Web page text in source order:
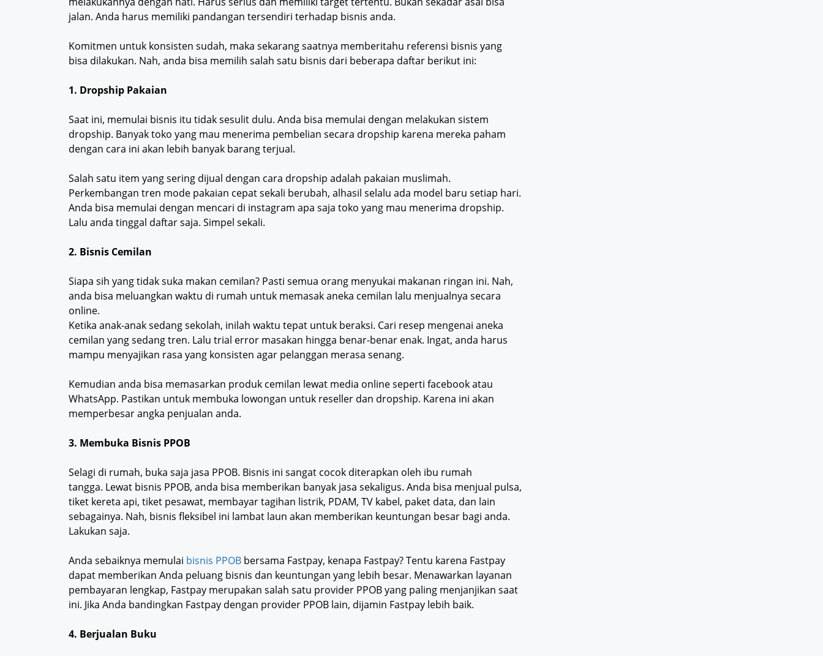
jalan. Anda harus memiliki pandangan tersendiri terhadap bisnis anda.
Komitmen untuk konsisten sudah, maka sekarang saatnya memberitahu referensi bisnis yang
bisa dilakukan. Nah, anda bisa memilih salah satu bisnis dari beberapa daftar berikut ini:
1. Dropship Pakaian
Saat ini, memulai bisnis itu tidak sesulit dulu. Anda bisa memulai dengan melakukan sistem
dropship. Banyak toko yang mau menerima pembelian secara dropship karena mereka paham
dengan cara ini akan lebih banyak barang terjual.
Salah satu item yang sering dijual dengan cara dropship adalah pakaian muslimah.
Perkembangan tren mode pakaian cepat sekali berubah, alhasil selalu ada model baru setiap hari.
Anda bisa memulai dengan mencari di instagram apa saja toko yang mau menerima dropship.
Lalu anda tinggal daftar saja. Simpel sekali.
2. Bisnis Cemilan
Siapa sih yang tidak suka makan cemilan? Pasti semua orang menyukai makanan ringan ini. Nah,
anda bisa meluangkan waktu di rumah untuk memasak aneka cemilan lalu menjualnya secara
online.
Ketika anak-anak sedang sekolah, inilah waktu tepat untuk beraksi. Cari resep mengenai aneka
cemilan yang sedang tren. Lalu trial error masakan hingga benar-benar enak. Ingat, anda harus
mampu menyajikan rasa yang konsisten agar pelanggan merasa senang.
Kemudian anda bisa memasarkan produk cemilan lewat media online seperti facebook atau
WhatsApp. Pastikan untuk membuka lowongan untuk reseller dan dropship. Karena ini akan
memperbesar angka penjualan anda.
3. Membuka Bisnis PPOB
Selagi di rumah, buka saja jasa PPOB. Bisnis ini sangat cocok diterapkan oleh ibu rumah
tangga. Lewat bisnis PPOB, anda bisa memberikan banyak jasa sekaligus. Anda bisa menjual pulsa,
tiket kereta api, tiket pesawat, membayar tagihan listrik, PDAM, TV kabel, paket data, dan lain
sebagainya. Nah, bisnis fleksibel ini lambat laun akan memberikan keuntungan besar bagi anda.
Lakukan saja.
Anda sebaiknya memulai bisnis PPOB bersama Fastpay, kenapa Fastpay? Tentu karena Fastpay
dapat memberikan Anda peluang bisnis dan keuntungan yang lebih besar. Menawarkan layanan
pembayaran lengkap, Fastpay merupakan salah satu provider PPOB yang paling menjanjikan saat
ini. Jika Anda bandingkan Fastpay dengan provider PPOB lain, dijamin Fastpay lebih baik.
4. Berjualan Buku